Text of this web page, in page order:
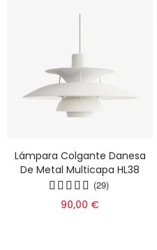
Lámpara Colgante Danesa
De Metal Multicapa HL38
(29)
90,00 €